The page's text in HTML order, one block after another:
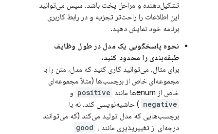
تشکیل‌دهنده و مراحل پخت باشد. سپس می‌توانید
این اطلاعات را راحت‌تر تجزیه و در رابط کاربری
برنامه خود نمایش دهید.
نحوه پاسخگویی یک مدل در طول وظایف
طبقه‌بندی را محدود کنید.
برای مثال، می‌توانید کاری کنید که مدل، متن را با
مجموعه‌ای خاص از برچسب‌ها (مثلاً مجموعه‌ای
خاص از enumها مانند
positive و
negative ) حاشیه‌نویسی کند، نه با
برچسب‌هایی که مدل تولید می‌کند (که می‌توانند
درجه‌ای از تغییرپذیری مانند
good ،